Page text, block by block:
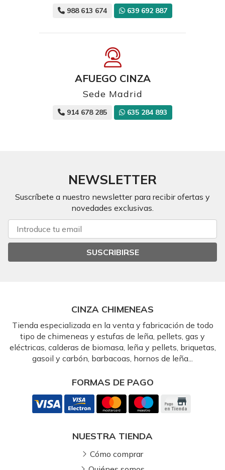
988 613 674 639 692 887
AFUEGO CINZA
Sede Madrid
914 678 285 635 284 893
NEWSLETTER
Suscríbete a nuestro newsletter para recibir ofertas y
novedades exclusivas.
SUSCRIBIRSE
CINZA CHIMENEAS
Tienda especializada en la venta y fabricación de todo
tipo de chimeneas y estufas de leña, pellets, gas y
eléctricas, calderas de biomasa, leña y pellets, briquetas,
gasoil y carbón, barbacoas, hornos de leña...
FORMAS DE PAGO
NUESTRA TIENDA
Cómo comprar